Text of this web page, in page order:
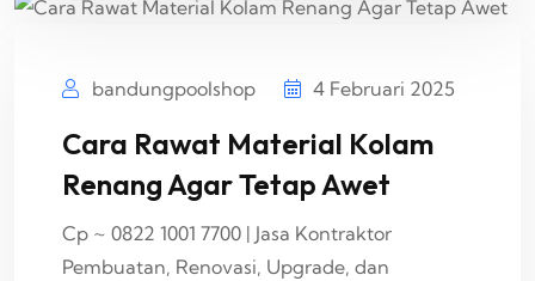
bandungpoolshop 4 Februari 2025
Cara Rawat Material Kolam
Renang Agar Tetap Awet
Cp ~ 0822 1001 7700 | Jasa Kontraktor
Pembuatan, Renovasi, Upgrade, dan